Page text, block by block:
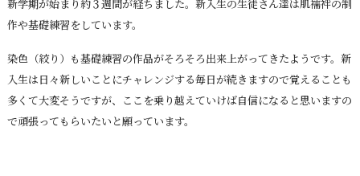
新学期が始まり約３週間が経ちました。新入生の生徒さん達は肌襦袢の制
作や基礎練習をしています。
染色（絞り）も基礎練習の作品がそろそろ出来上がってきたようです。新
入生は日々新しいことにチャレンジする毎日が続きますので覚えることも
多くて大変そうですが、ここを乗り越えていけば自信になると思いますの
で頑張ってもらいたいと願っています。